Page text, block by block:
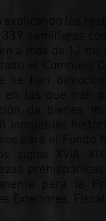
explicando los
339 semilleros
a más de 12
el
se han
en las que
de bienes
inmuebles
para el Fondo
siglos XVIII,
para la
Exteriores,